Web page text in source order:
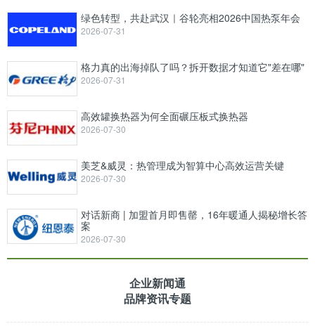
绿色转型，共赴武汉｜谷轮亮相2026中国热泵年会
2026-07-31
格力真的出海掉队了吗？拆开数据才知道它"差在哪"
2026-07-31
高效罐换热器为何全面碾压板式换热器
2026-07-30
美芝&威灵：热管理成为智算中心高效运营关键
2026-07-30
对话新商 | 加盟首月即售罄，16年暖通人揭秘增长答
案
2026-07-30
企业新闻通
品牌资讯专题